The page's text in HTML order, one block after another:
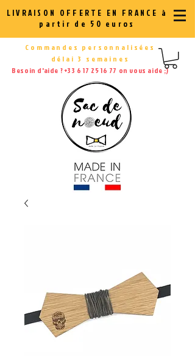
LIVRAISON OFFERTE EN FRANCE à
partir de 50 euros
Commandes personnalisées
délai 3 semaines
Besoin d'aide ?+33 6 17 25 16 77 on vous aide ;)